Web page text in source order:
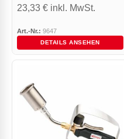
23,33 € inkl. MwSt.
Art.-Nr.: 9647
DETAILS ANSEHEN